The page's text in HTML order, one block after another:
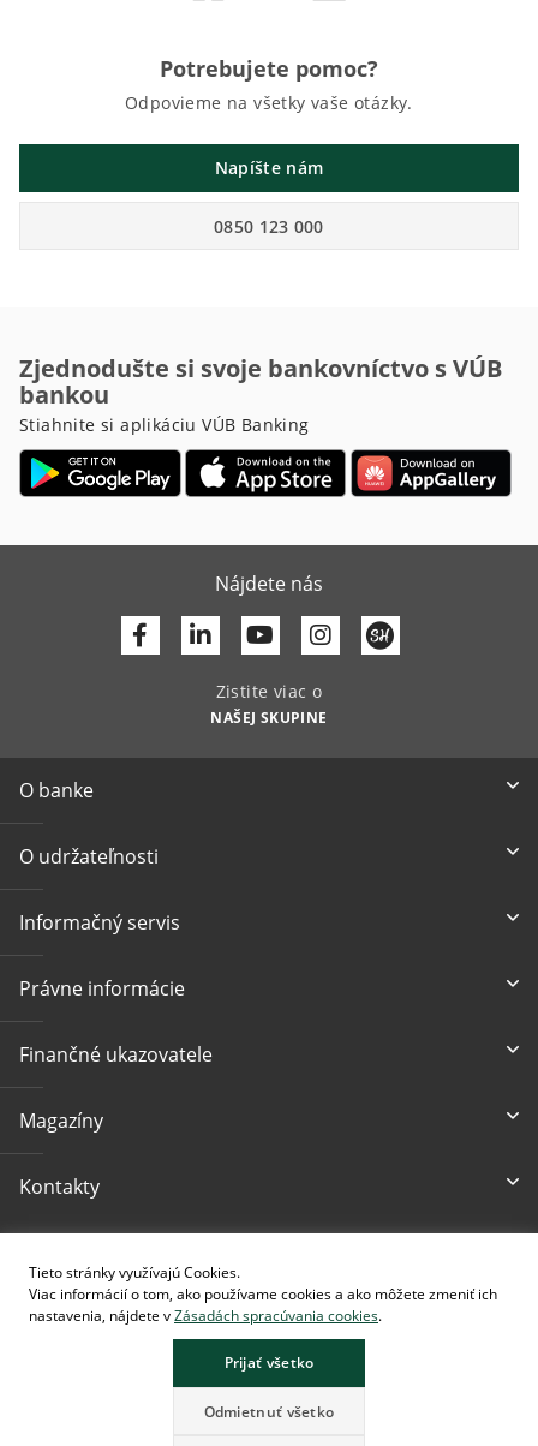
Tieto stránky využívajú Cookies.
Viac informácií o tom, ako používame cookies a ako môžete zmeniť ich
nastavenia, nájdete vZásadách spracúvania cookies.
Prijať všetko
Odmietnuť všetko
Potrebujete pomoc?
Odpovieme na všetky vaše otázky.
Napíšte nám
0850 123 000
Zjednodušte si svoje bankovníctvo s VÚB
bankou
Stiahnite si aplikáciu VÚB Banking
Nájdete nás
Facebook
LinkedinYoutube
Zistite viac o
NAŠEJ SKUPINE
O banke
O udržateľnosti
Informačný servis
Právne informácie
Finančné ukazovatele
Magazíny
Kontakty